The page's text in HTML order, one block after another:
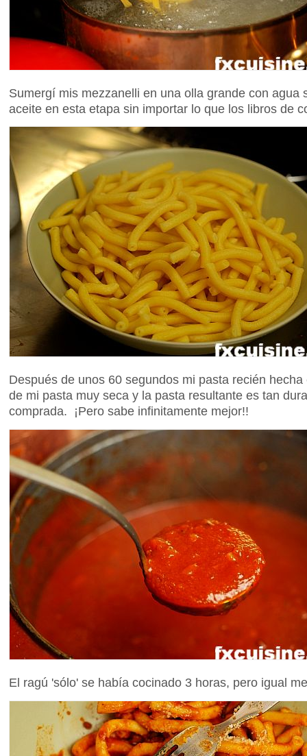
Sumergí mis mezzanelli en una olla grande con agua
aceite en esta etapa sin importar lo que los libros de
Después de unos 60 segundos mi pasta recién
de mi pasta muy seca y la pasta resultante es tan
comprada. ¡Pero sabe infinitamente mejor!!
El ragú 'sólo' se había cocinado 3 horas, pero igual